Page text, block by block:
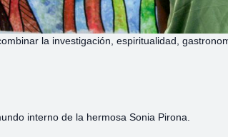
la investigación, espiritualidad,
interno de la hermosa Sonia Pirona.